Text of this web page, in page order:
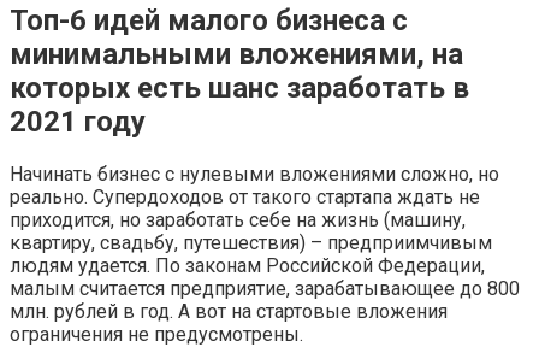
Топ-6 идей малого бизнеса с
минимальными вложениями, на
которых есть шанс заработать в
2021 году
Начинать бизнес с нулевыми вложениями сложно, но
реально. Супердоходов от такого стартапа ждать не
приходится, но заработать себе на жизнь (машину,
квартиру, свадьбу, путешествия) – предприимчивым
людям удается. По законам Российской Федерации,
малым считается предприятие, зарабатывающее до 800
млн. рублей в год. А вот на стартовые вложения
ограничения не предусмотрены.